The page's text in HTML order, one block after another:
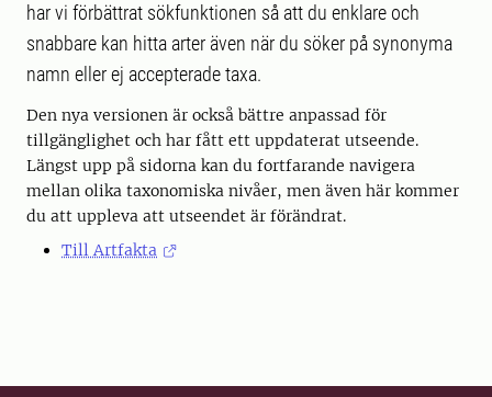
har vi förbättrat sökfunktionen så att du enklare och
snabbare kan hitta arter även när du söker på synonyma
namn eller ej accepterade taxa.
Den nya versionen är också bättre anpassad för
tillgänglighet och har fått ett uppdaterat utseende.
Längst upp på sidorna kan du fortfarande navigera
mellan olika taxonomiska nivåer, men även här kommer
du att uppleva att utseendet är förändrat.
Till Artfakta